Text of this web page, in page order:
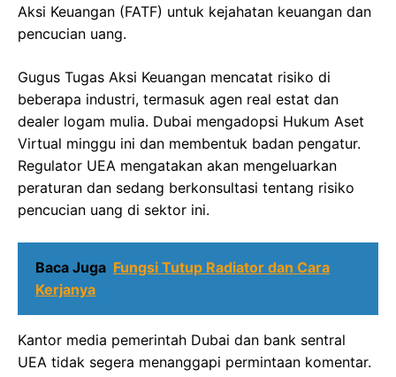
Aksi Keuangan (FATF) untuk kejahatan keuangan dan
pencucian uang.
Gugus Tugas Aksi Keuangan mencatat risiko di
beberapa industri, termasuk agen real estat dan
dealer logam mulia. Dubai mengadopsi Hukum Aset
Virtual minggu ini dan membentuk badan pengatur.
Regulator UEA mengatakan akan mengeluarkan
peraturan dan sedang berkonsultasi tentang risiko
pencucian uang di sektor ini.
Baca Juga Fungsi Tutup Radiator dan Cara
Kerjanya
Kantor media pemerintah Dubai dan bank sentral
UEA tidak segera menanggapi permintaan komentar.